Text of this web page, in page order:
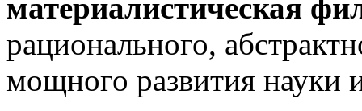
материалистическая
рационального,
мощного развития науки